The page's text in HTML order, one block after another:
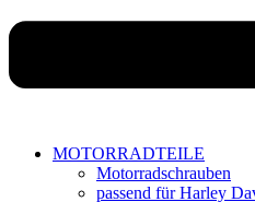
MOTORRADTEILE
Motorradschrauben
passend für Harley